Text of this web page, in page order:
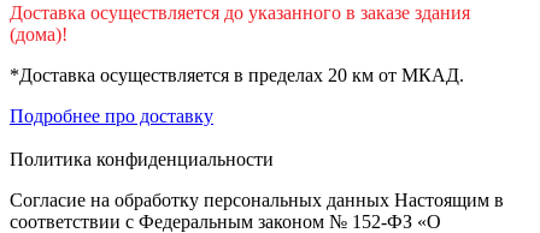
Доставка осуществляется до указанного в заказе здания
(дома)!
*Доставка осуществляется в пределах 20 км от МКАД.
Подробнее про доставку
Политика конфиденциальности
Согласие на обработку персональных данных Настоящим в
соответствии с Федеральным законом № 152-ФЗ «О